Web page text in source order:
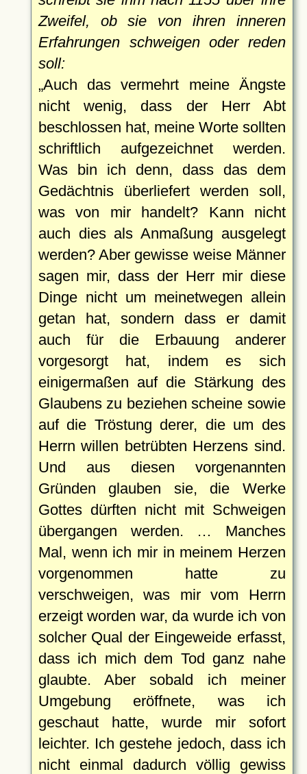
Zweifel, ob sie von ihren inneren
Erfahrungen schweigen oder reden
soll:
Auch das vermehrt meine Ängste
nicht wenig, dass der Herr Abt
beschlossen hat, meine Worte sollten
schriftlich aufgezeichnet werden.
Was bin ich denn, dass das dem
Gedächtnis überliefert werden soll,
was von mir handelt? Kann nicht
auch dies als Anmaßung ausgelegt
werden? Aber gewisse weise Männer
sagen mir, dass der Herr mir diese
Dinge nicht um meinetwegen allein
getan hat, sondern dass er damit
auch für die Erbauung anderer
vorgesorgt hat, indem es sich
einigermaßen auf die Stärkung des
Glaubens zu beziehen scheine sowie
auf die Tröstung derer, die um des
Herrn willen betrübten Herzens sind.
Und aus diesen vorgenannten
Gründen glauben sie, die Werke
Gottes dürften nicht mit Schweigen
übergangen werden. … Manches
Mal, wenn ich mir in meinem Herzen
vorgenommen hatte zu
verschweigen, was mir vom Herrn
erzeigt worden war, da wurde ich von
solcher Qual der Eingeweide erfasst,
dass ich mich dem Tod ganz nahe
glaubte. Aber sobald ich meiner
Umgebung eröffnete, was ich
geschaut hatte, wurde mir sofort
leichter. Ich gestehe jedoch, dass ich
nicht einmal dadurch völlig gewiss